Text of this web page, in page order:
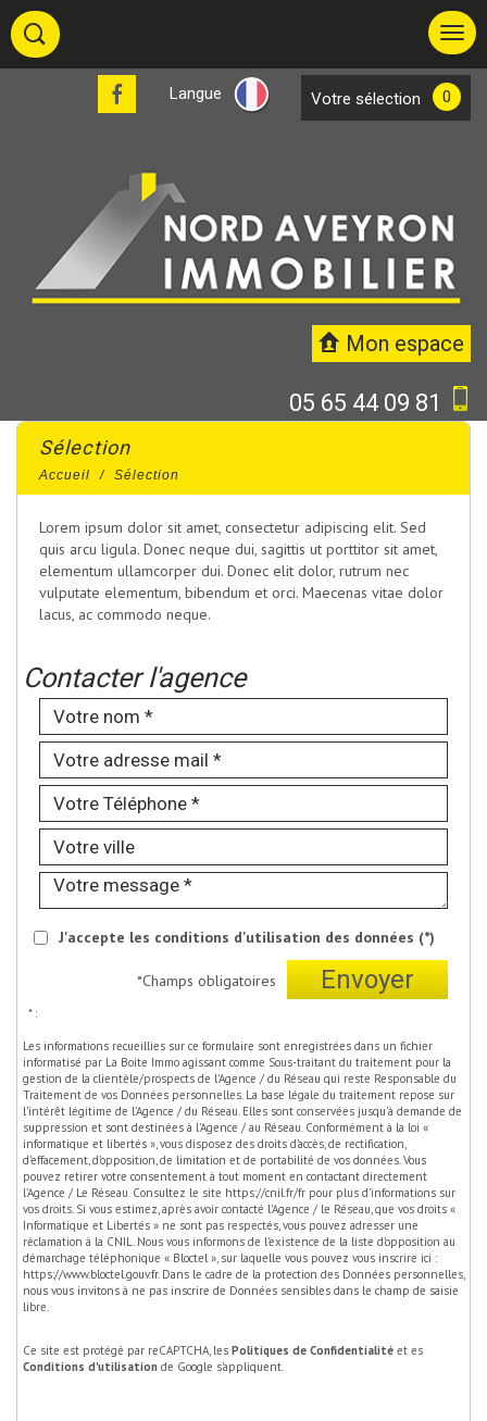
Langue votre sélection 0
Mon espace
05 65 44 09 81
sélection
Accueil Sélection
Lorem ipsum dolor sit amet, consectetur adipiscing elit. Sed
quis arcu ligula. Donec neque dui, sagittis ut porttitor sit amet,
elementum ullamcorper dui. Donec elit dolor, rutrum nec
vulputate elementum, bibendum et orci. Maecenas vitae dolor
lacus, ac commodo neque.
Contacter l'agence
J'accepte les conditions d'utilisation des données (*)
Envoyer
*Champs obligatoires
* :
Les informations recueillies sur ce formulaire sont enregistrées dans un fichier
informatisé par La Boite Immo agissant comme Sous-traitant du traitement pour la
gestion de la clientèle/prospects de l'Agence / du Réseau qui reste Responsable du
Traitement de vos Données personnelles. La base légale du traitement repose sur
l'intérêt légitime de l'Agence / du Réseau. Elles sont conservées jusqu'à demande de
suppression et sont destinées à l'Agence / au Réseau. Conformément à la loi «
informatique et libertés », vous disposez des droits d’accès, de rectification,
d’effacement, d’opposition, de limitation et de portabilité de vos données. Vous
pouvez retirer votre consentement à tout moment en contactant directement
l’Agence / Le Réseau. Consultez le site https://cnil.fr/fr pour plus d’informations sur
vos droits. Si vous estimez, après avoir contacté l'Agence / le Réseau, que vos droits «
Informatique et Libertés » ne sont pas respectés, vous pouvez adresser une
réclamation à la CNIL. Nous vous informons de l’existence de la liste d'opposition au
démarchage téléphonique « Bloctel », sur laquelle vous pouvez vous inscrire ici :
https://www.bloctel.gouv.fr. Dans le cadre de la protection des Données personnelles,
nous vous invitons à ne pas inscrire de Données sensibles dans le champ de saisie
libre.
Ce site est protégé par reCAPTCHA, les Politiques de Confidentialité et es
Conditions d'utilisation de Google s'appliquent.